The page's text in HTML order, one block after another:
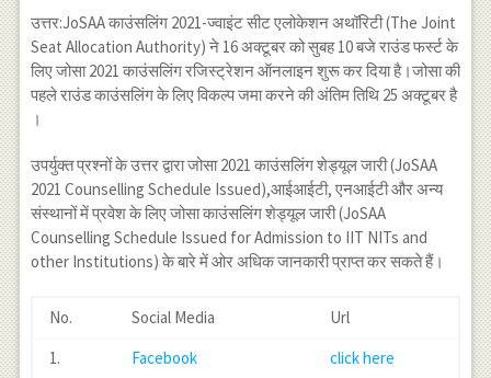
उत्तर:JoSAA काउंसलिंग 2021-ज्वाइंट सीट एलोकेशन अथॉरिटी (The Joint
Seat Allocation Authority) ने 16 अक्टूबर को सुबह 10 बजे राउंड फर्स्ट के
लिए जोसा 2021 काउंसलिंग रजिस्ट्रेशन ऑनलाइन शुरू कर दिया है।जोसा की
पहले राउंड काउंसलिंग के लिए विकल्प जमा करने की अंतिम तिथि 25 अक्टूबर है
।
उपर्युक्त प्रश्नों के उत्तर द्वारा जोसा 2021 काउंसलिंग शेड्यूल जारी (JoSAA
2021 Counselling Schedule Issued),आईआईटी, एनआईटी और अन्य
संस्थानों में प्रवेश के लिए जोसा काउंसलिंग शेड्यूल जारी (JoSAA
Counselling Schedule Issued for Admission to IIT NITs and
other Institutions) के बारे में ओर अधिक जानकारी प्राप्त कर सकते हैं।
No. Social Media
Url
1.
Facebook
click here